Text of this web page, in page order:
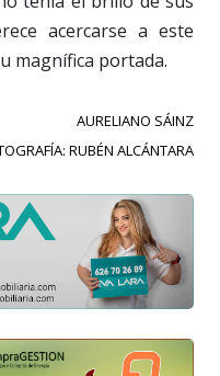
acercarse a este
magnífica portada.
AURELIANO SÁINZ
RUBÉN ALCÁNTARA